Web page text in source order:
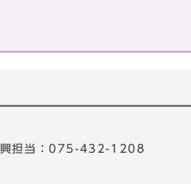
興担当：075-432-1208